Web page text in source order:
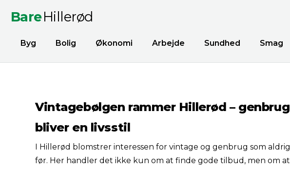
BareHillerød
Byg Bolig Økonomi Arbejde Sundhed Smag
Vintagebølgen rammer Hillerød – genbrug
bliver en livsstil
I Hillerød blomstrer interessen for vintage og genbrug som aldrig
før. Her handler det ikke kun om at finde gode tilbud, men om at